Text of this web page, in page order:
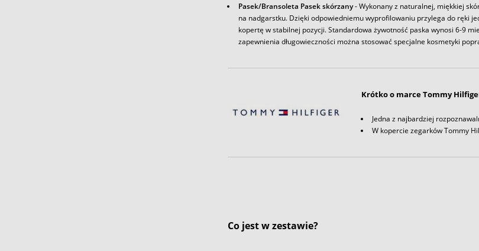
Pasek/Bransoleta Pasek skórzany- Wykonany z naturalnej, miękkiej
na nadgarstku. Dzięki odpowiedniemu wyprofilowaniu przylega do ręki
kopertę w stabilnej pozycji. Standardowa żywotność paska wynosi 6-9
zapewnienia długowieczności można stosować specjalne kosmetyki
Krótko o marce Tommy
Jedna z najbardziej
W kopercie zegarków Tommy
Co jest w zestawie?